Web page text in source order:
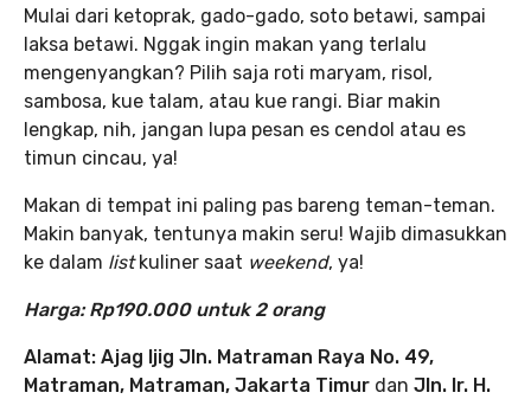
Mulai dari ketoprak, gado-gado, soto betawi, sampai
laksa betawi. Nggak ingin makan yang terlalu
mengenyangkan? Pilih saja roti maryam, risol,
sambosa, kue talam, atau kue rangi. Biar makin
lengkap, nih, jangan lupa pesan es cendol atau es
timun cincau, ya!
Makan di tempat ini paling pas bareng teman-teman.
Makin banyak, tentunya makin seru! Wajib dimasukkan
ke dalam listkuliner saat weekend, ya!
Harga: Rp190.000 untuk 2 orang
Alamat: Ajag Ijig Jln. Matraman Raya No. 49,
Matraman, Matraman, Jakarta Timur dan Jln. Ir. H.